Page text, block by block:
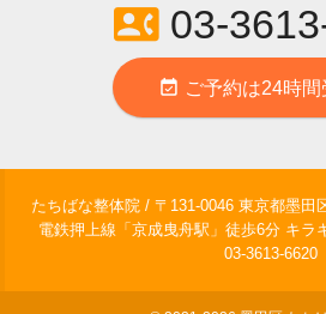
contact_phone03-
event_available ご予約は24時間
たちばな整体院 / 〒131-0046 東京都墨田
電鉄押上線「京成曳舟駅」徒歩6分 キラ
03-3613-6620